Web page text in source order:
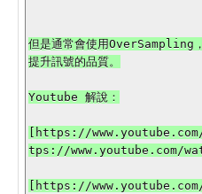
但是通常會使用OverSampling
提升訊號的品質。
Youtube 解說：
[https://www.youtube.com/
tps://www.youtube.com/
[https://